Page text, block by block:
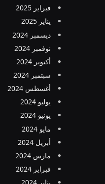
فبراير 2025
يناير 2025
ديسمبر 2024
نوفمبر 2024
أكتوبر 2024
سبتمبر 2024
أغسطس 2024
يوليو 2024
يونيو 2024
مايو 2024
أبريل 2024
مارس 2024
فبراير 2024